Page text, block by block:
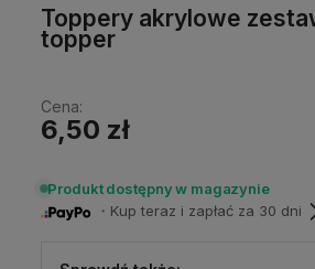
Toppery akrylowe
topper
Cena:
6,50 zł
Produkt dostępny w magazynie
・Kup teraz i zapłać za 30 dni